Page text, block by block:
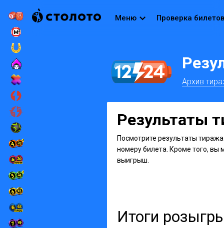
Меню Проверка билетов
Архив
Результаты
Посмотрите результаты
номеру билета. Кроме того, вы
выигрыш.
Итоги